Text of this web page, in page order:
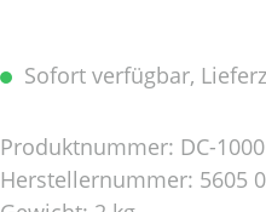
Sofort verfügbar,
Produktnummer: DC-
Herstellernummer: 5605